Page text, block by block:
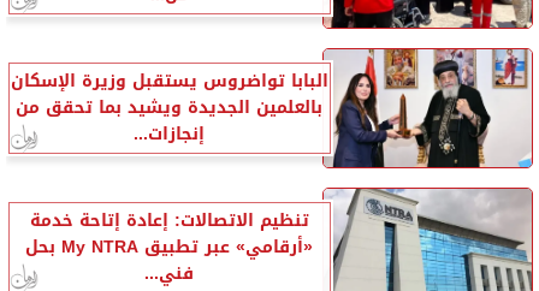
البابا تواضروس يستقبل وزيرة الإسكان
بالعلمين الجديدة ويشيد بما تحقق من
إنجازات...
تنظيم الاتصالات: إعادة إتاحة خدمة
«أرقامي» عبر تطبيق My NTRA بحل
فني...